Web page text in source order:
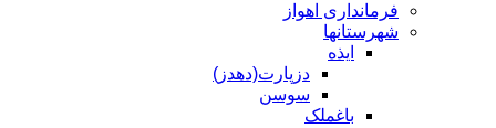
فرمانداری اهواز
شهرستانها
ایذه
دزپارت(دهدز)
سوسن
باغملک